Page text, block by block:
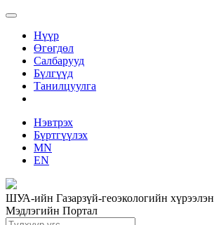
Нүүр
Өгөгдөл
Салбарууд
Бүлгүүд
Танилцуулга
Нэвтрэх
Бүртгүүлэх
MN
EN
ШУА-ийн Газарзүй-геоэкологийн хүрээлэн
Мэдлэгийн Портал